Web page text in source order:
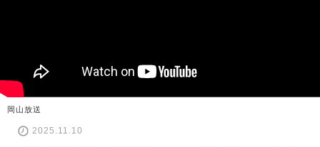
岡山放送
2025.11.10